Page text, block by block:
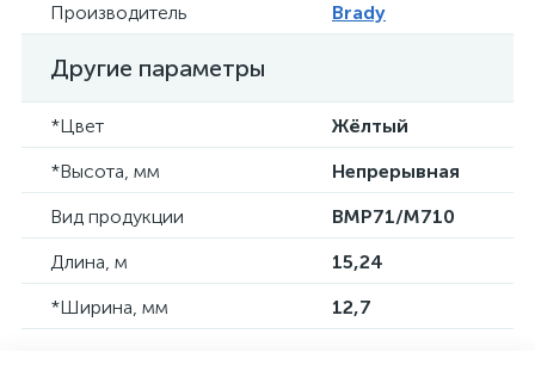
Производитель
Brady
Другие параметры
*Цвет
Жёлтый
*Высота, мм
Непрерывная
Вид продукции
BMP71/M710
Длина, м
15,24
*Ширина, мм
12,7